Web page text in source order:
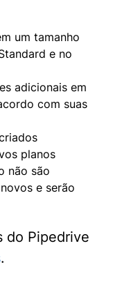
um tamanho
e no
adicionais em
com suas
planos
não são
e serão
do Pipedrive
.